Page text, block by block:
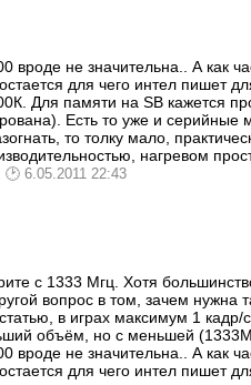
вроде не значительна.. А как
для чего интел пишет
Для памяти на SB кажется
Есть то уже и
то толку мало,
нагревом
6.05.2011 22:43
с 1333 Мгц. Хотя
вопрос в том, зачем нужна
в играх максимум 1
объём, но с меньшей
вроде не значительна.. А как
для чего интел пишет